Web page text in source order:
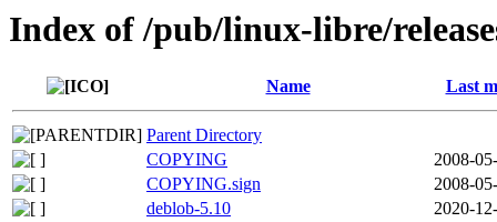
Index of /pub/linux-libre/
Name Last
Parent Directory
COPYING
2008-
COPYING.sign
2008-
deblob-5.10
2020-